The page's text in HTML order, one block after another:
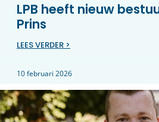
LPB heeft nieuw
Prins
LEES VERDER >
10 februari 2026